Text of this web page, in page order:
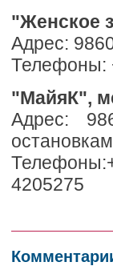
"Женское
Адрес:
Телефоны:
"МайяК",
Адрес:
4205275